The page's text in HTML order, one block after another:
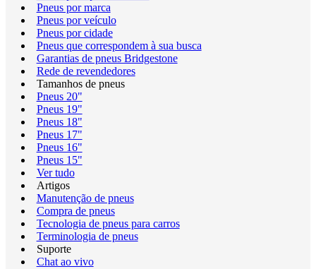
Pneus por marca
Pneus por veículo
Pneus por cidade
Pneus que correspondem à sua busca
Garantias de pneus Bridgestone
Rede de revendedores
Tamanhos de pneus
Pneus 20"
Pneus 19"
Pneus 18"
Pneus 17"
Pneus 16"
Pneus 15"
Ver tudo
Artigos
Manutenção de pneus
Compra de pneus
Tecnologia de pneus para carros
Terminologia de pneus
Suporte
Chat ao vivo